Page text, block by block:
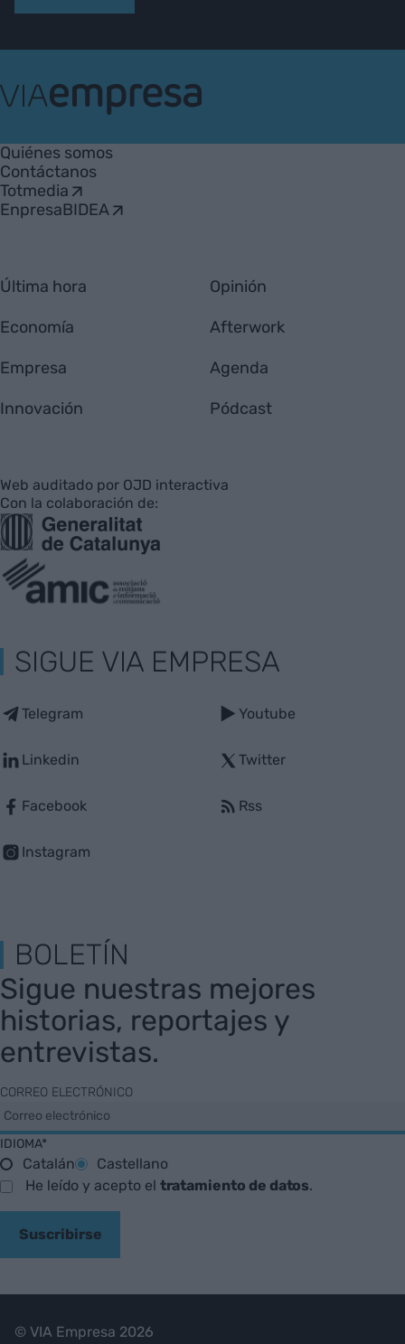
Empresa
Quiénes somos
Contáctanos
Totmedia
EnpresaBIDEA
Última hora
Economía
Empresa
Innovación
Opinión
Afterwork
Agenda
Pódcast
Web auditado por OJD interactiva
Con la colaboración de:
SIGUE VIA EMPRESA
Telegram
Linkedin
Facebook
Instagram
Youtube
Twitter
Rss
BOLETÍN
Sigue nuestras mejores
historias, reportajes y
entrevistas.
CORREO ELECTRÓNICO
IDIOMA*
Catalán
Castellano
He leído y acepto el tratamiento de datos.
Suscribirse
© VIA Empresa 2026